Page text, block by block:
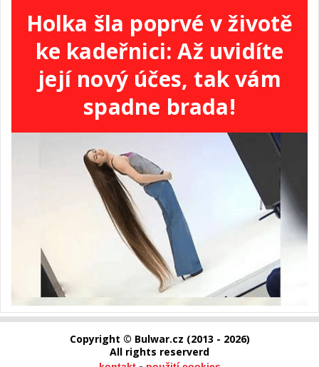
Holka šla poprvé v životě
ke kadeřnici: Až uvidíte
její nový účes, tak vám
spadne brada!
Copyright © Bulwar.cz (2013 - 2026)
All rights reserverd